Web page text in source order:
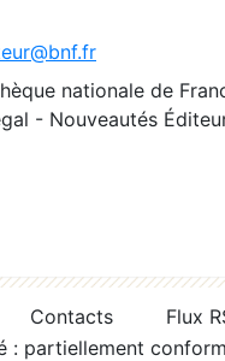
nationale de
- Nouveautés
Contacts
Flux
: partiellement